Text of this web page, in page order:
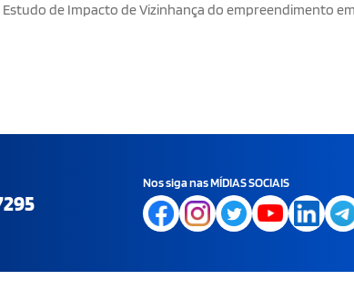
de Impacto de Vizinhança do empreendimento
Nos siga nas MÍDIAS SOCIAIS